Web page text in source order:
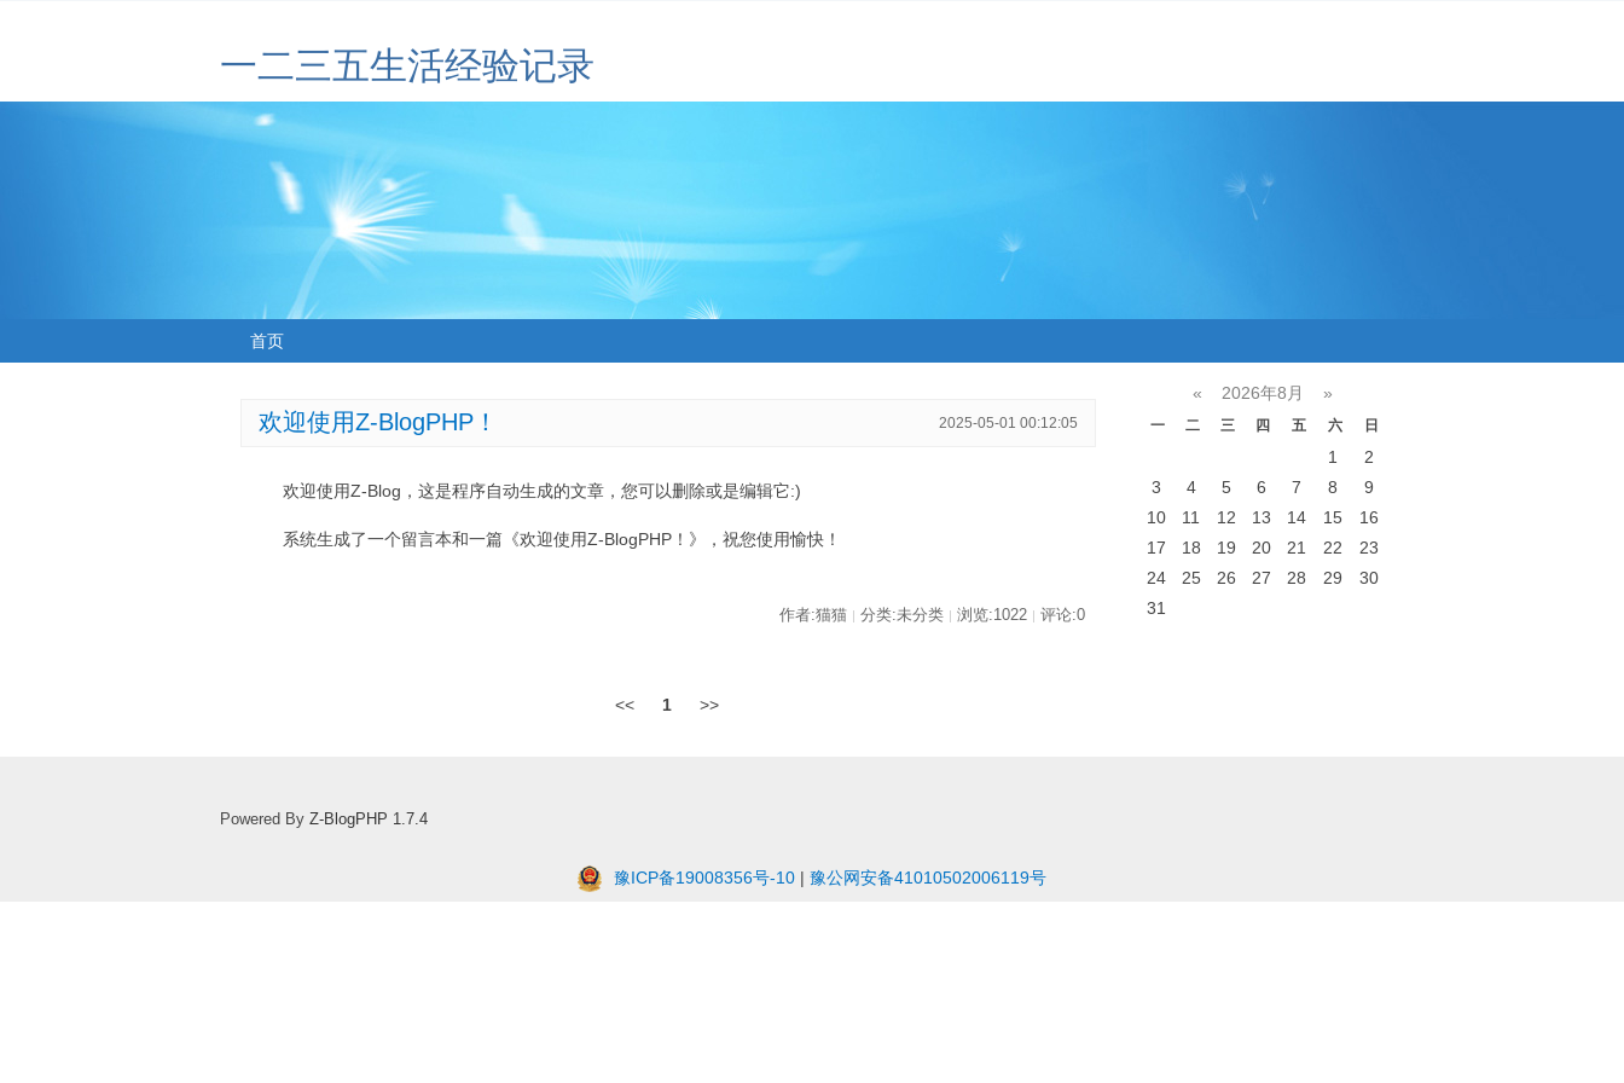
一二三五生活经验记录
首页
欢迎使用Z-BlogPHP！ 2025-05-01 00:12:05
欢迎使用Z-Blog，这是程序自动生成的文章，您可以删除或是编辑它:)
系统生成了一个留言本和一篇《欢迎使用Z-BlogPHP！》，祝您使用愉快！
作者:猫猫 | 分类:未分类 | 浏览:1022 | 评论:0
<< 1 >>
« 2026年8月 »
一 二 三 四 五 六 日
1
2
3
4 5 6 7 8
9
10
11 12 13 14 15
16
17
18 19 20 21 22
23
24
25 26 27 28 29
30
31
Powered By Z-BlogPHP 1.7.4
豫ICP备19008356号-10 | 豫公网安备41010502006119号